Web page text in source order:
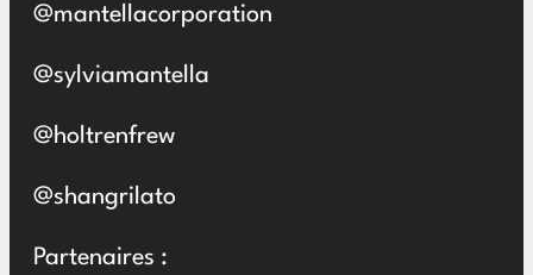
@mantellacorporation
@sylviamantella
@holtrenfrew
@shangrilato
Partenaires :